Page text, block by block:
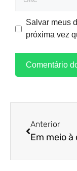
Salvar meus
próxima vez
Anterior